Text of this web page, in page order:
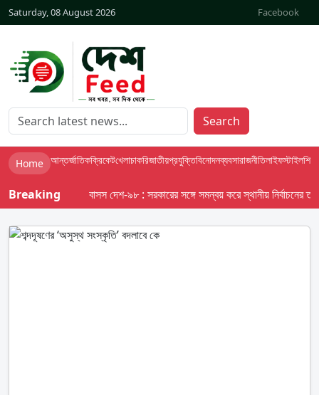
Saturday, 08 August 2026 Facebook
Search
Home আন্তর্জাতিকক্রিকেটখেলাচাকরিজাতীয়প্রযুক্তিবিনোদনব্যবসারাজনীতিলাইফস্টাইলশিক্ষা
Breaking বাসস দেশ-৯৮ : সরকারের সঙ্গে সমন্বয় করে স্থানীয় নির্বাচনের